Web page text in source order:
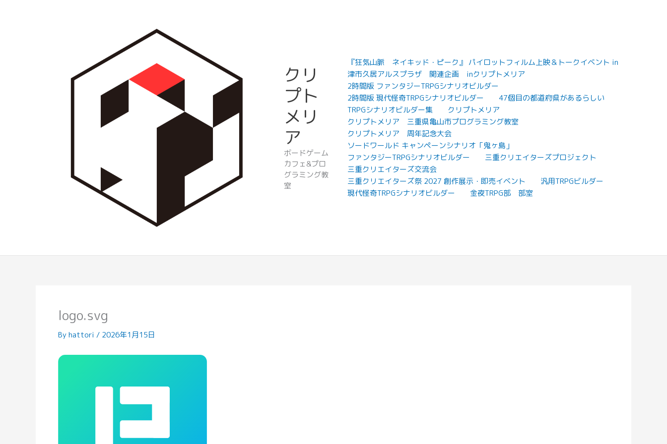
クリ
プト
メリ
ア
ボードゲーム
カフェ&プロ
グラミング教
室
『狂気山脈 ネイキッド・ピーク』 パイロットフィルム上映＆トークイベント in
津市久居アルスプラザ 関連企画 inクリプトメリア
2時間版 ファンタジーTRPGシナリオビルダー
2時間版 現代怪奇TRPGシナリオビルダー
47個目の都道府県があるらしい
TRPGシナリオビルダー集
クリプトメリア
クリプトメリア 三重県亀山市プログラミング教室
クリプトメリア 周年記念大会
ソードワールド キャンペーンシナリオ「鬼ヶ島」
ファンタジーTRPGシナリオビルダー
三重クリエイターズプロジェクト
三重クリエイターズ交流会
三重クリエイターズ祭 2027 創作展示・即売イベント
汎用TRPGビルダー
現代怪奇TRPGシナリオビルダー
金夜TRPG部 部室
logo.svg
Byhattori / 2026年1月15日